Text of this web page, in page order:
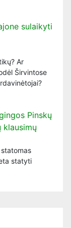
sulaikyti
Ar
Širvintose
Pinskų
klausimų
statyti